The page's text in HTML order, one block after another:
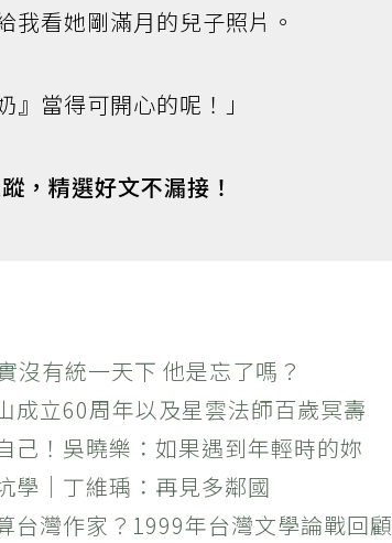
我看她剛滿月的兒子照片。
』當得可開心的呢！」
，精選好文不漏接！
有統一天下 他是忘了嗎？
立60周年以及星雲法師百歲冥壽
！吳曉樂：如果遇到年輕時的妳
｜丁維瑀：再見多鄰國
灣作家？1999年台灣文學論戰回顧